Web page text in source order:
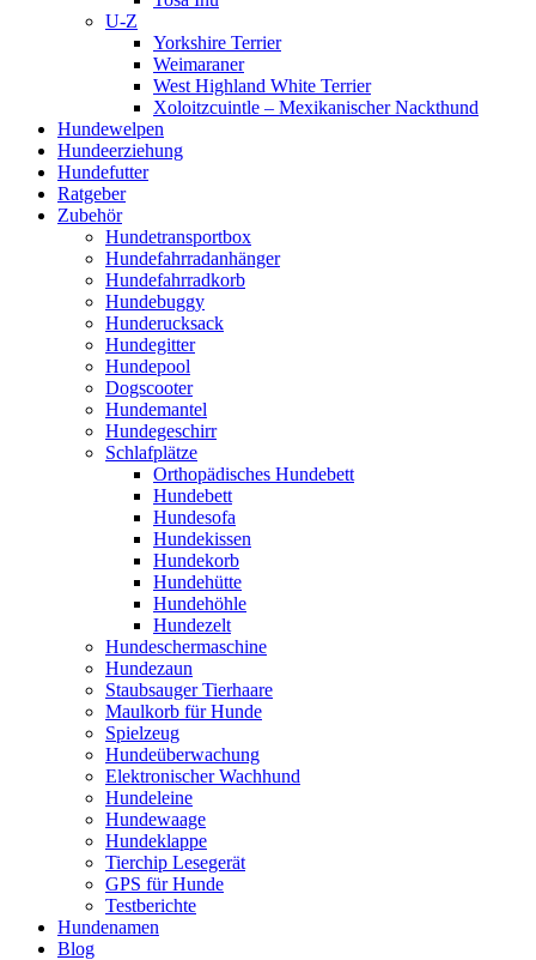
U-Z
Yorkshire Terrier
Weimaraner
West Highland White Terrier
Xoloitzcuintle – Mexikanischer Nackthund
Hundewelpen
Hundeerziehung
Hundefutter
Ratgeber
Zubehör
Hundetransportbox
Hundefahrradanhänger
Hundefahrradkorb
Hundebuggy
Hunderucksack
Hundegitter
Hundepool
Dogscooter
Hundemantel
Hundegeschirr
Schlafplätze
Orthopädisches Hundebett
Hundebett
Hundesofa
Hundekissen
Hundekorb
Hundehütte
Hundehöhle
Hundezelt
Hundeschermaschine
Hundezaun
Staubsauger Tierhaare
Maulkorb für Hunde
Spielzeug
Hundeüberwachung
Elektronischer Wachhund
Hundeleine
Hundewaage
Hundeklappe
Tierchip Lesegerät
GPS für Hunde
Testberichte
Hundenamen
Blog